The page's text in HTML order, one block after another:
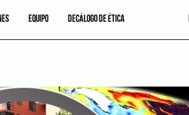
EQUIPO DECÁLOGO DE ÉTICA